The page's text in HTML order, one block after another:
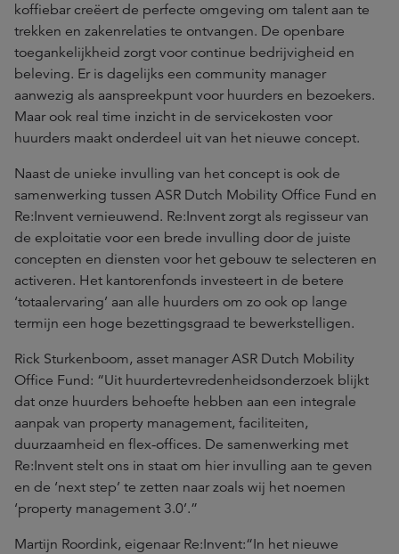
koffiebar creëert de perfecte omgeving om talent aan te
trekken en zakenrelaties te ontvangen. De openbare
toegankelijkheid zorgt voor continue bedrijvigheid en
beleving. Er is dagelijks een community manager
aanwezig als aanspreekpunt voor huurders en bezoekers.
Maar ook real time inzicht in de servicekosten voor
huurders maakt onderdeel uit van het nieuwe concept.
Naast de unieke invulling van het concept is ook de
samenwerking tussen ASR Dutch Mobility Office Fund en
Re:Invent vernieuwend. Re:Invent zorgt als regisseur van
de exploitatie voor een brede invulling door de juiste
concepten en diensten voor het gebouw te selecteren en
activeren. Het kantorenfonds investeert in de betere
‘totaalervaring’ aan alle huurders om zo ook op lange
termijn een hoge bezettingsgraad te bewerkstelligen.
Rick Sturkenboom, asset manager ASR Dutch Mobility
Office Fund: “Uit huurdertevredenheidsonderzoek blijkt
dat onze huurders behoefte hebben aan een integrale
aanpak van property management, faciliteiten,
duurzaamheid en flex-offices. De samenwerking met
Re:Invent stelt ons in staat om hier invulling aan te geven
en de ‘next step’ te zetten naar zoals wij het noemen
‘property management 3.0’.”
Martijn Roordink, eigenaar Re:Invent:“In het nieuwe